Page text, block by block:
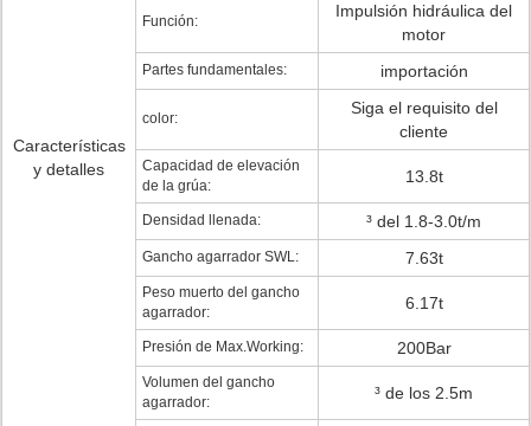
Características
y detalles
Función:
Impulsión hidráulica del
motor
Partes fundamentales: importación
color:
Siga el requisito del
cliente
Capacidad de elevación
de la grúa:
13.8t
Densidad llenada: ³ del 1.8-3.0t/m
Gancho agarrador SWL: 7.63t
Peso muerto del gancho
agarrador:
6.17t
Presión de Max.Working: 200Bar
Volumen del gancho
agarrador:
³ de los 2.5m